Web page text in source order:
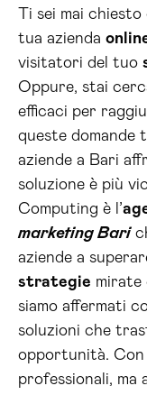
Ti sei mai
tua azienda
visitatori del tuo
Oppure, stai
efficaci per
queste domande
aziende a Bari
soluzione è più
Computing è l’
marketing Bari
aziende a
strategie mirate
siamo affermati
soluzioni che
opportunità. Con
professionali, ma